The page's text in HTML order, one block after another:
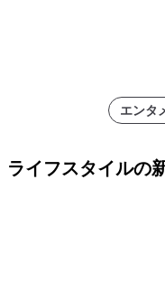
エンタ
ライフスタイルの